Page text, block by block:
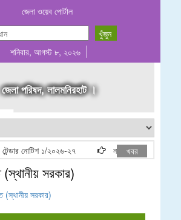
জেলা ওয়েব পোর্টাল
শনিবার, আগস্ট ৮, ২০২৬
জেলা পরিষদ, লালমনিরহাট ।
নোটিশ ১/২০২৬-২৭ নতুন ঠিকাদার লাইসেন্স
খবর
(স্থানীয় সরকার)
(স্থানীয় সরকার)